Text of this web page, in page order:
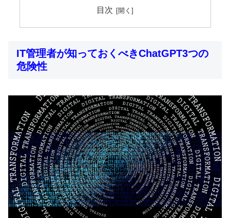
目次
IT管理者が知っておくべきChatGPT3つの
危険性